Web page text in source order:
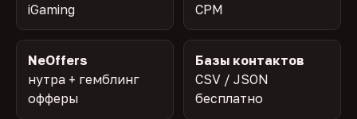
iGaming
CPM
NeOffers
нутра + гемблинг
офферы
Базы контактов
CSV / JSON
бесплатно